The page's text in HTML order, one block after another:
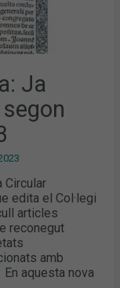
Ja
Circular
edita el Col·legi
articles
reconegut
amb
aquesta nova